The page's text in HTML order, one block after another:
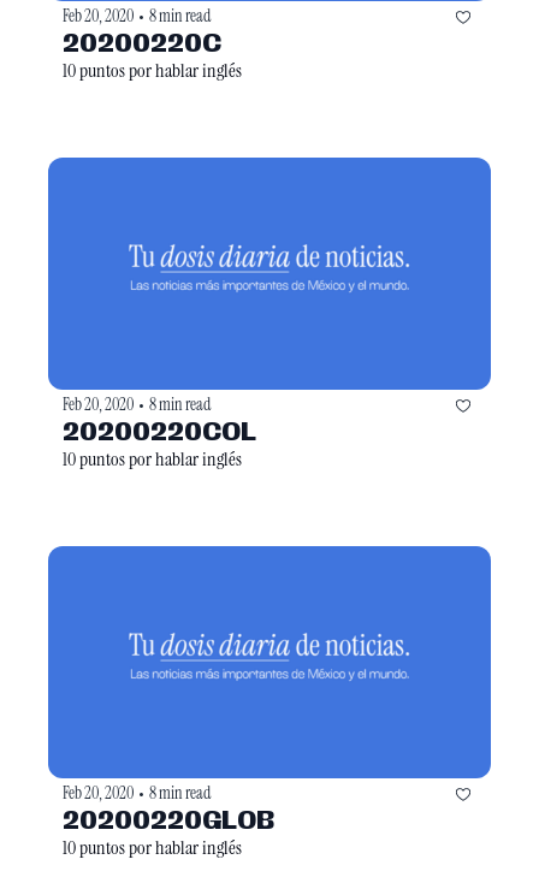
Feb 20, 2020 • 8 min read
20200220C
10 puntos por hablar inglés
Feb 20, 2020 • 8 min read
20200220COL
10 puntos por hablar inglés
Feb 20, 2020 • 8 min read
20200220GLOB
10 puntos por hablar inglés